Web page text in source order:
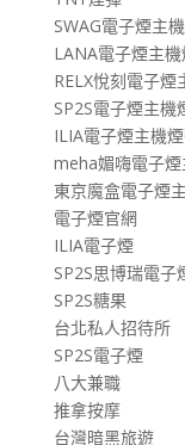
SWAG電子煙主
LANA電子煙主機
RELX悅刻電子煙
SP2S電子煙主機
ILIA電子煙主機
meha媚嗨電子煙
東京魔盒電子煙
電子煙官網
ILIA電子煙
SP2S思博瑞電子
SP2S糖果
台北私人招待所
SP2S電子煙
八大兼職
推拿按摩
台灣暗黑旅遊